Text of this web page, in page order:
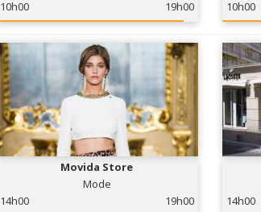
10h00
19h00
10h00
Movida Store
Mode
14h00
19h00
14h00